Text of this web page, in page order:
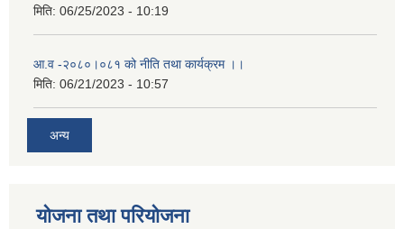
मिति: 06/25/2023 - 10:19
आ.व -२०८०।०८१ को नीति तथा कार्यक्रम ।।
मिति: 06/21/2023 - 10:57
अन्य
योजना तथा परियोजना